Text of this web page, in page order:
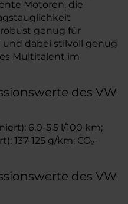
Motoren, die
genug für
dabei stilvoll genug
Multitalent im
des VW
6,0-5,5 l/100 km;
137-125 g/km; CO₂-
des VW